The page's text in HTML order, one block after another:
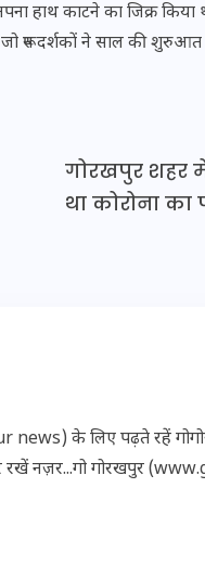
हाथ काटने का जिक्र किया
रूप दर्शकों ने साल की
गोरखपुर शहर
था कोरोना
के लिए पढ़ते रहें
रखें नज़र...गो गोरखपुर
पर बंपर भर्ती
जानें कब से
जिस कमरे में
के बीते 4